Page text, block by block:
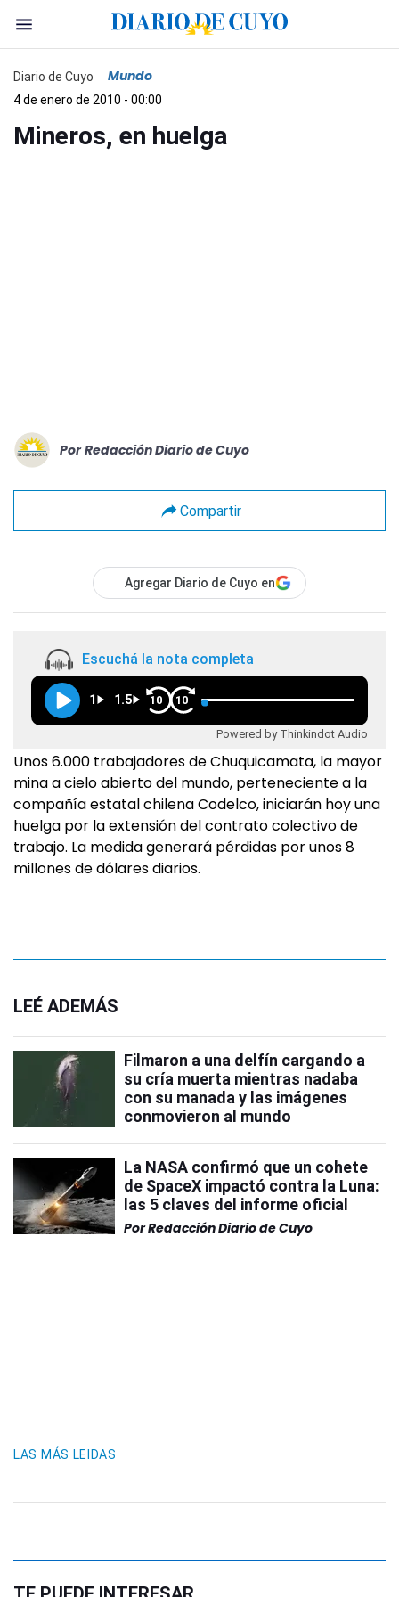
Diario de Cuyo Mundo
4 de enero de 2010 - 00:00
Mineros, en huelga
Por Redacción Diario de Cuyo
Compartir
Agregar Diario de Cuyo en
Escuchá la nota completa
1 1.5 10 10
Powered by Thinkindot Audio
Unos 6.000 trabajadores de Chuquicamata, la mayor
mina a cielo abierto del mundo, perteneciente a la
compañía estatal chilena Codelco, iniciarán hoy una
huelga por la extensión del contrato colectivo de
trabajo. La medida generará pérdidas por unos 8
millones de dólares diarios.
LEÉ ADEMÁS
Filmaron a una delfín cargando a
su cría muerta mientras nadaba
con su manada y las imágenes
conmovieron al mundo
La NASA confirmó que un cohete
de SpaceX impactó contra la Luna:
las 5 claves del informe oficial
PorRedacción Diario de Cuyo
LAS MÁS LEIDAS